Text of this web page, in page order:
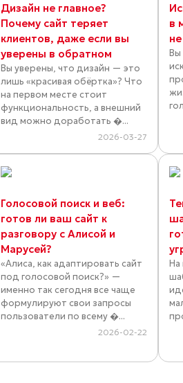
Дизайн не главное?
Почему сайт теряет
клиентов, даже если вы
уверены в обратном
Вы уверены, что дизайн — это
лишь «красивая обёртка»? Что
на первом месте стоит
функциональность, а внешний
вид можно доработать �...
2026-03-27
в
Вы
Голосовой поиск и веб:
готов ли ваш сайт к
разговору с Алисой и
Марусей?
«Алиса, как адаптировать сайт
под голосовой поиск?» —
именно так сегодня все чаще
формулируют свои запросы
пользователи по всему �...
2026-02-22
На